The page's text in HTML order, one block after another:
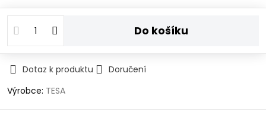
Do košíku
Dotaz k produktu
Doručení
Výrobce: TESA